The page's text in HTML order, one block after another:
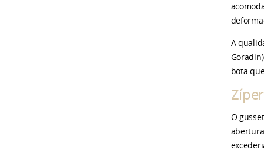
A
bota
O